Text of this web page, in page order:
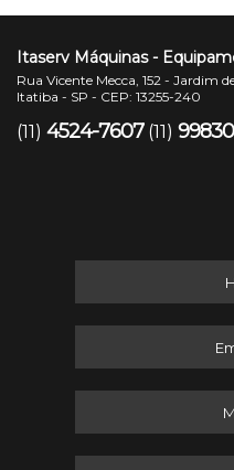
Itaserv Máquinas -
Rua Vicente Mecca, 152 - Jardim
Itatiba - SP - CEP: 13255-240
(11) 4524-7607 (11)